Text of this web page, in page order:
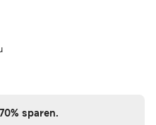
sparen.